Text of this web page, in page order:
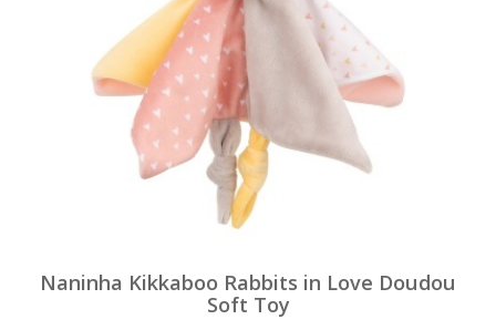
Naninha Kikkaboo Rabbits in Love Doudou
Soft Toy